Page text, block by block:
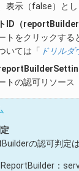
表示（false）とし
ID（
トをクリックす
いては「 ドリルダ
トの認可リソース
の認可判定
ReportBuilder：